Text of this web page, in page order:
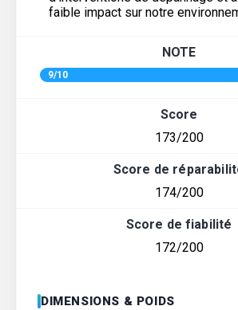
faible impact sur notre
NOTE
9/10
Score
173/200
Score de
174/200
Score de fiabilité
172/200
DIMENSIONS & POIDS